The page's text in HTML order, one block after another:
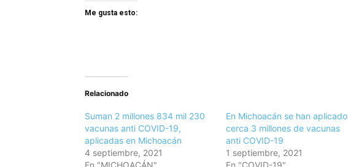
Me gusta esto:
Relacionado
Suman 2 millones 834 mil 230
vacunas anti COVID-19,
aplicadas en Michoacán
4 septiembre, 2021
En "MICHOACÁN"
En Michoacán se han aplicado
cerca 3 millones de vacunas
anti COVID-19
1 septiembre, 2021
En "COVID-19"